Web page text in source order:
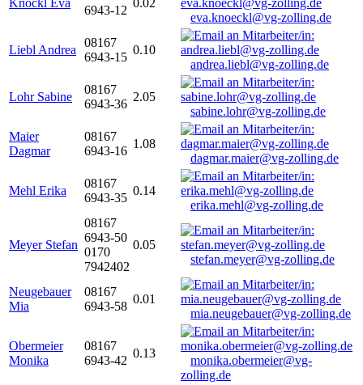
Knöckl Eva
6943-12
0.02
eva.knoeckl@vg-zolling.de
Liebl Andrea
08167
6943-15
0.10
andrea.liebl@vg-zolling.de
Lohr Sabine
08167
6943-36
2.05
sabine.lohr@vg-zolling.de
Maier
Dagmar
08167
6943-16
1.08
dagmar.maier@vg-zolling.de
Mehl Erika
08167
6943-35
0.14
erika.mehl@vg-zolling.de
Meyer Stefan
08167
6943-50
0170
7942402
0.05
stefan.meyer@vg-zolling.de
Neugebauer
Mia
08167
6943-58
0.01
mia.neugebauer@vg-zolling.de
Obermeier
Monika
08167
6943-42
0.13
monika.obermeier@vg-
zolling.de